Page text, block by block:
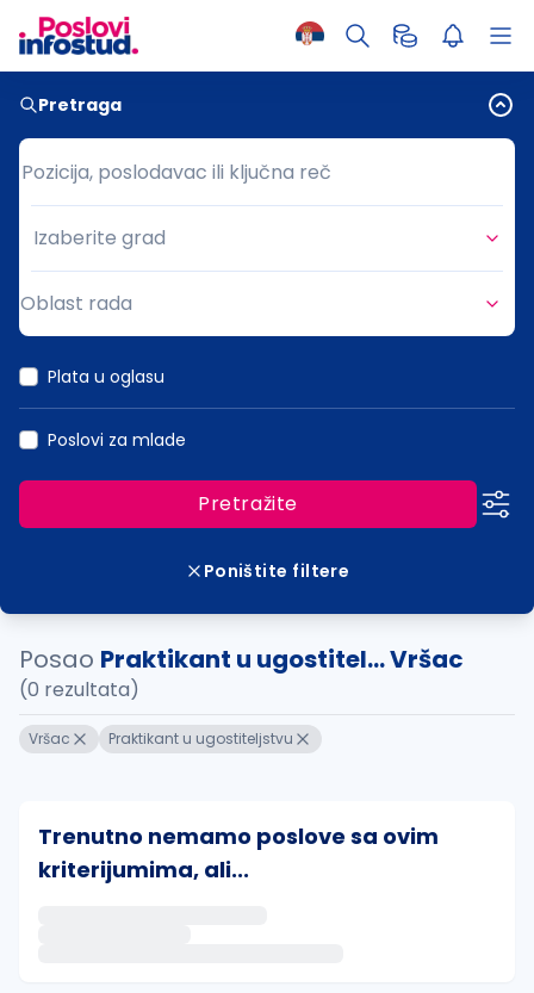
Pretraga
Pozicija, poslodavac ili ključna reč
Pozicija, poslodavac ili ključna reč
Grad
Izaberite grad
Oblast rada
Plata u oglasu
Poslovi za mlade
Pretražite
Poništite filtere
Posao Praktikant u ugostitel... Vršac
(0 rezultata)
Vršac Praktikant u ugostiteljstvu
Trenutno nemamo poslove sa ovim
kriterijumima, ali...